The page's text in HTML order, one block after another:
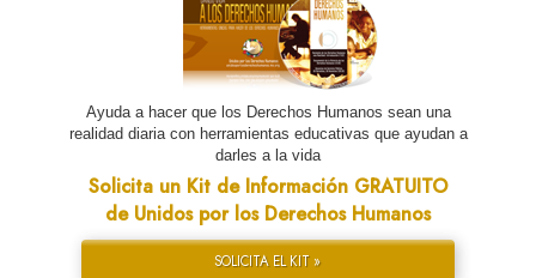
Ayuda a hacer que los Derechos Humanos sean una
realidad diaria con herramientas educativas que ayudan a
darles a la vida
Solicita un Kit de Información GRATUITO
de Unidos por los Derechos Humanos
SOLICITA EL KIT »